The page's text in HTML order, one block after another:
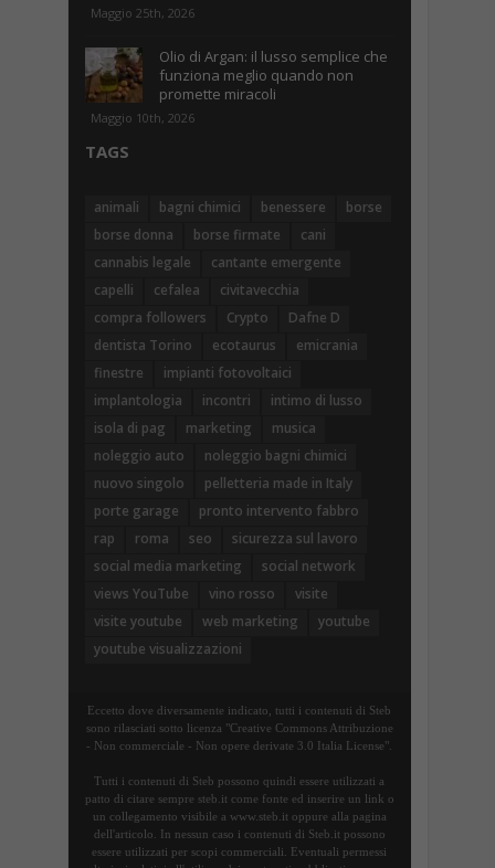
Maggio 25th, 2026
Olio di Argan: il lusso semplice che
funziona meglio quando non
promette miracoli
Maggio 10th, 2026
TAGS
animali bagni chimici benessere
borse
borse donna
borse firmate
cani
cannabis legale
cantante emergente
capelli
cefalea
civitavecchia
compra followers
Crypto
Dafne D
dentista Torino
ecotaurus
emicrania
finestre
impianti fotovoltaici
implantologia
incontri
intimo di lusso
isola di pag
marketing
musica
noleggio auto
noleggio bagni chimici
nuovo singolo
pelletteria made in Italy
porte garage
pronto intervento fabbro
rap
roma seo
sicurezza sul lavoro
social media marketing
social network
views YouTube
vino rosso
visite
visite youtube
web marketing
youtube
youtube visualizzazioni
Eccetto dove diversamente indicato, tutti i contenuti di Steb
sono rilasciati sotto licenza "Creative Commons Attribuzione
- Non commerciale - Non opere derivate 3.0 Italia License".
Tutti i contenuti di Steb possono quindi essere utilizzati a
patto di citare sempre steb.it come fonte ed inserire un link o
un collegamento visibile a www.steb.it oppure alla pagina
dell'articolo. In nessun caso i contenuti di Steb.it possono
essere utilizzati per scopi commerciali. Eventuali permessi